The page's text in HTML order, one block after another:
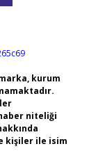
kurum
niteliği
kişiler ile isim